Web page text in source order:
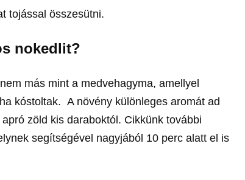
tojással összesütni.
nokedlit?
más mint a medvehagyma, amellyel
kóstoltak. A növény különleges aromát ad
zöld kis daraboktól. Cikkünk további
segítségével nagyjából 10 perc alatt el is